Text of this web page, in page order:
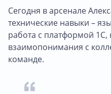
Сегодня в арсенале
технические навыки –
работа с платформой 1С,
взаимопонимания с
команде.